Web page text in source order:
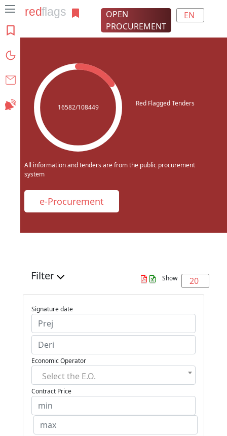
Contact
Subscribe
OPEN
PROCUREMENT
EN
16582/108449 Red Flagged Tenders
All information and tenders are from the public procurement
system
e-Procurement
Show 20
Filter
Signature date
Economic Operator
Select the E.O.
Contract Price